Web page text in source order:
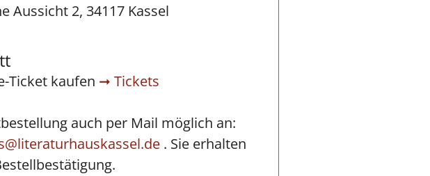
Aussicht 2, 34117 Kassel
Ticket kaufen Tickets
auch per Mail möglich an:
. Sie erhalten